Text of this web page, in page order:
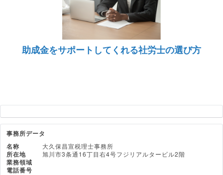
助成金をサポートしてくれる社労士の選び方
事務所データ
名称
大久保昌宣税理士事務所
所在地 旭川市3条通16丁目右4号フジリアルタービル2階
業務領域
電話番号